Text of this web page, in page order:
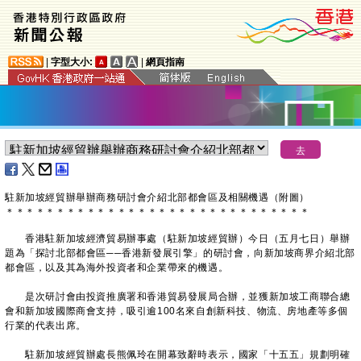
字型大小: 網頁指南
​駐新加坡經貿辦舉辦商務研討會介紹北部都會區及相關機遇（附圖）
＊ ＊ ＊ ＊ ＊ ＊ ＊ ＊ ＊ ＊ ＊ ＊ ＊ ＊ ＊ ＊ ＊ ＊ ＊ ＊ ＊ ＊ ＊ ＊ ＊ ＊ ＊ ＊ ＊ ＊
香港駐新加坡經濟貿易辦事處（駐新加坡經貿辦）今日（五月七日）舉辦
題為「探討北部都會區──香港新發展引擎」的研討會，向新加坡商界介紹北部
都會區，以及其為海外投資者和企業帶來的機遇。
是次研討會由投資推廣署和香港貿易發展局合辦，並獲新加坡工商聯合總
會和新加坡國際商會支持，吸引逾100名來自創新科技、物流、房地產等多個
行業的代表出席。
駐新加坡經貿辦處長熊佩玲在開幕致辭時表示，國家「十五五」規劃明確